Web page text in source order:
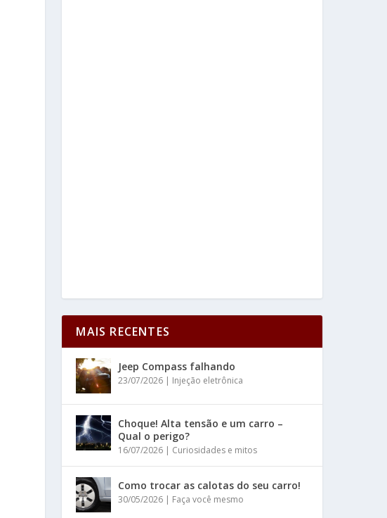
MAIS RECENTES
Jeep Compass falhando
23/07/2026 | Injeção eletrônica
Choque! Alta tensão e um carro –
Qual o perigo?
16/07/2026 | Curiosidades e mitos
Como trocar as calotas do seu carro!
30/05/2026 | Faça você mesmo